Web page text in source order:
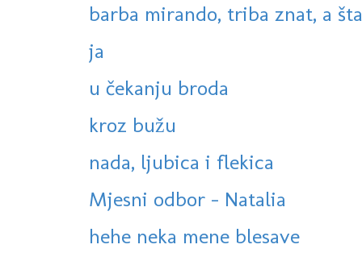
barba mirando, triba znat, a
ja
u čekanju broda
kroz bužu
nada, ljubica i flekica
Mjesni odbor - Natalia
hehe neka mene blesave